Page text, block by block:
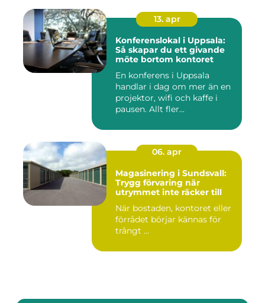
13. apr
Konferenslokal i Uppsala:
Så skapar du ett givande
möte bortom kontoret
En konferens i Uppsala
handlar i dag om mer än en
projektor, wifi och kaffe i
pausen. Allt fler...
06. apr
Magasinering i Sundsvall:
Trygg förvaring när
utrymmet inte räcker till
När bostaden, kontoret eller
förrådet börjar kännas för
trångt ...